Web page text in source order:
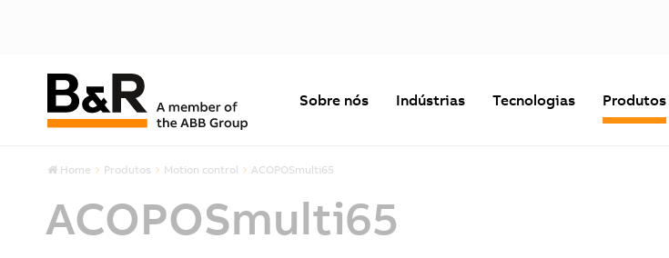
Sobre nós Indústrias Tecnologias Produtos
Home Produtos Motion control ACOPOSmulti65
ACOPOSmulti65